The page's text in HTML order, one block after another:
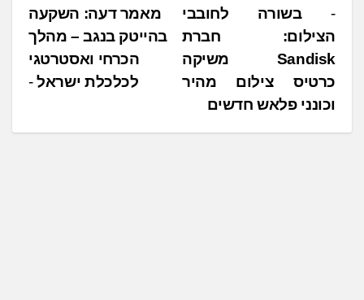
נ
י
ו
ו
ט
מאמר דעה: השקעה
בהייטק בנגב – מהלך
הכרחי ואסטרטגי
לכלכלת ישראל
בשורה לחובבי
הצילום: חברת
Sandisk משיקה
כרטיס צילום מהיר
וכונני פלאש חדשים